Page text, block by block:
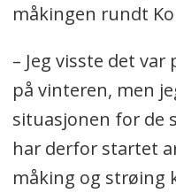
måkingen rundt
– Jeg visste det
på vinteren, men
situasjonen for de
har derfor startet
måking og strøing